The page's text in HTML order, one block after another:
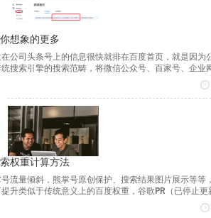
想象的更多
公司头条号上的信息很快就排在百度首页，就是因为
搜索引擎的搜索范畴，将微信公众号、百家号、企业
权重计算方法
流量倾斜，熊掌号原创保护、搜索结果图片展示等等
升类似于传统意义上的百度权重，谷歌PR（已停止